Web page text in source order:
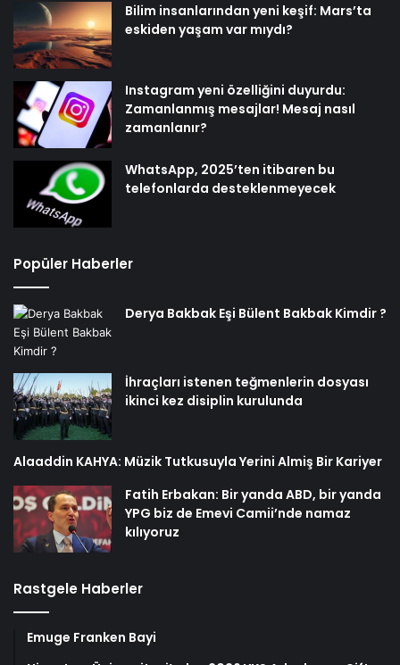
Bilim insanlarından yeni keşif: Mars’ta
eskiden yaşam var mıydı?
Instagram yeni özelliğini duyurdu:
Zamanlanmış mesajlar! Mesaj nasıl
zamanlanır?
WhatsApp, 2025’ten itibaren bu
telefonlarda desteklenmeyecek
Popüler Haberler
Derya Bakbak Eşi Bülent Bakbak Kimdir ?
İhraçları istenen teğmenlerin dosyası
ikinci kez disiplin kurulunda
Alaaddin KAHYA: Müzik Tutkusuyla Yerini Almiş Bir Kariyer
Fatih Erbakan: Bir yanda ABD, bir yanda
YPG biz de Emevi Camii’nde namaz
kılıyoruz
Rastgele Haberler
Emuge Franken Bayi